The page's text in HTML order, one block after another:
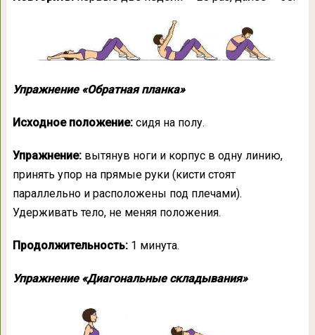
Упражнение «Обратная планка»
Исходное положение:сидя на полу.
Упражнение:вытянув ноги и корпус в одну линию,
принять упор на прямые руки (кисти стоят
параллельно и расположены под плечами).
Удерживать тело, не меняя положения.
Продолжительность:1 минута.
Упражнение «Диагональные складывания»